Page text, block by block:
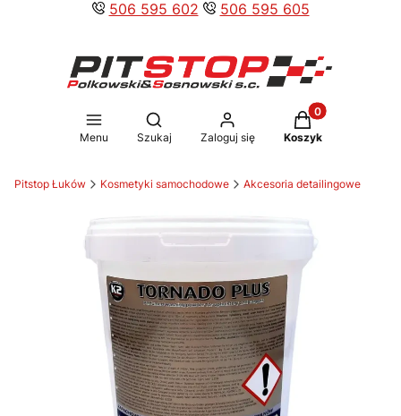
506 595 602 506 595 605
Menu
Otwórz wyszukiwarkę
Szukaj Zaloguj się
Produkty w
Koszyk
Pitstop Łuków Kosmetyki samochodowe Akcesoria detailingowe